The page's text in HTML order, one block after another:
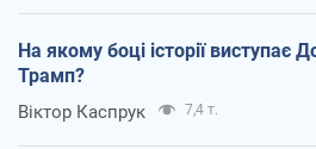
На якому боці історії виступає
Трамп?
Віктор Каспрук 7,4 т.